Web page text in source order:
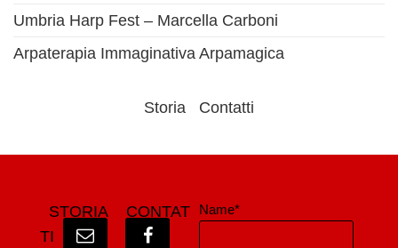
Umbria Harp Fest – Marcella Carboni
Arpaterapia Immaginativa Arpamagica
Storia Contatti
STORIA
CONTAT
TI
Name*